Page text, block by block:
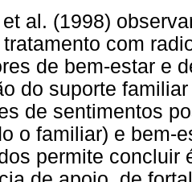
al. (1998)
com
de bem-estar e
do suporte
de sentimentos
o familiar) e bem-
permite concluir